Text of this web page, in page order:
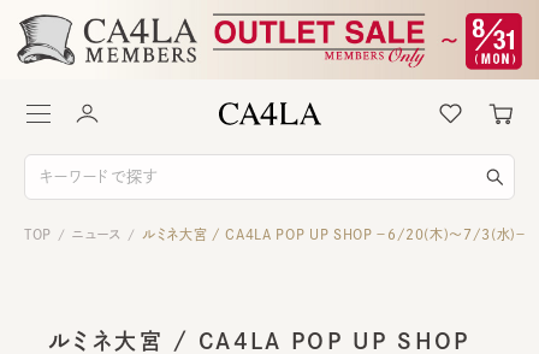
TOP / ニュース / ルミネ大宮 / CA4LA POP UP SHOP －6/20(木)～7/3(水)－
ルミネ大宮 / CA4LA POP UP SHOP